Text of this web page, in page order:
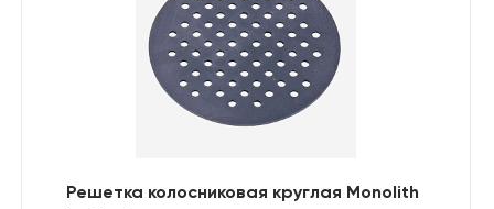
Решетка колосниковая круглая Monolith